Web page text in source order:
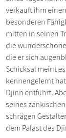
verkauft ihm
besonderen
mitten in seinen
die
die er sich
Schicksal meint
kennengelernt
Djinn entführt.
seines
schrägen
dem Palast des